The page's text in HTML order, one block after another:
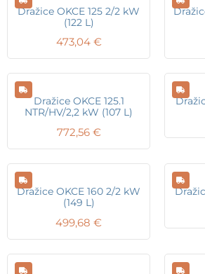
Dražice OKCE 125 2/2 kW
(122 L)
473,04 €
Dražice OKCE 125.1
NTR/HV/2,2 kW (107 L)
772,56 €
Dražice OKCE 160 2/2 kW
(149 L)
499,68 €